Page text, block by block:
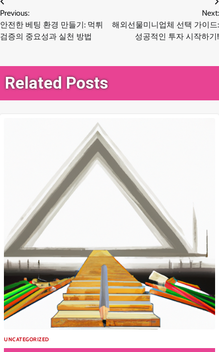
글
탐
색
Previous:
안전한 베팅 환경 만들기: 먹튀
검증의 중요성과 실천 방법
Next:
해외선물미니업체 선택 가이드:
성공적인 투자 시작하기!
Related Posts
UNCATEGORIZED